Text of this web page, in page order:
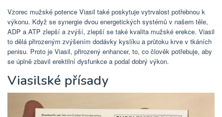
Vzorec mužské potence Viasil také poskytuje vytrvalost potřebnou k
výkonu. Když se synergie dvou energetických systémů v našem těle,
ADP a ATP zlepší a zvýší, zlepší se také kvalita mužské erekce. Viasil
to dělá přirozeným zvýšením dodávky kyslíku a průtoku krve v tkáních
penisu. Proto je Viasil, přirozený enhancer, to, co člověk potřebuje, aby
se úplně zbavil erektilní dysfunkce a podal dobrý výkon.
Viasilské přísady